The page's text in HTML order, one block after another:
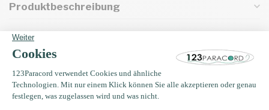
Produktbeschreibung
Eigenschaften
Zuletzt angesehen